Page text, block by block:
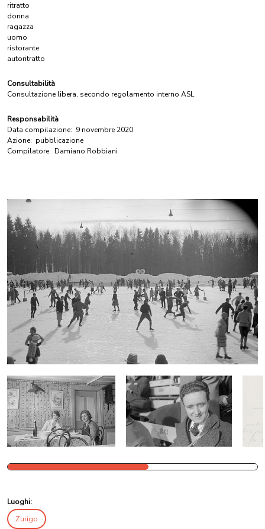
ritratto
donna
ragazza
uomo
ristorante
autoritratto
Consultabilità
Consultazione libera, secondo regolamento interno ASL
Responsabilità
Data compilazione: 9 novembre 2020
Azione: pubblicazione
Compilatore: Damiano Robbiani
Luoghi:
Zurigo